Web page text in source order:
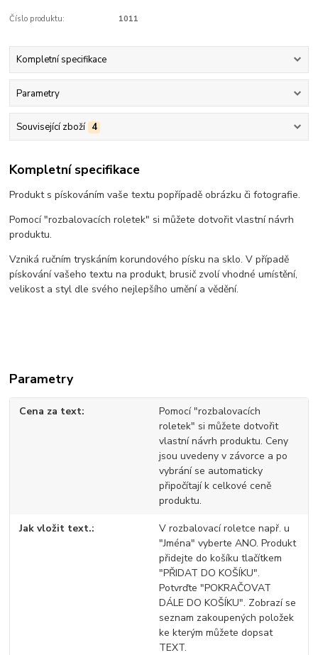
Číslo produktu: 1011
Kompletní specifikace
Parametry
Související zboží 4
Kompletní specifikace
Produkt s pískováním vaše textu popřípadě obrázku či fotografie.
Pomocí "rozbalovacích roletek" si můžete dotvořit vlastní návrh
produktu.
Vzniká ručním tryskáním korundového písku na sklo. V případě
pískování vašeho textu na produkt, brusič zvolí vhodné umístění,
velikost a styl dle svého nejlepšího umění a vědění.
Parametry
Cena za text
Pomocí "rozbalovacích
roletek" si můžete dotvořit
vlastní návrh produktu. Ceny
jsou uvedeny v závorce a po
vybrání se automaticky
připočítají k celkové ceně
produktu.
Jak vložit text.
V rozbalovací roletce např. u
"Jména" vyberte ANO. Produkt
přidejte do košíku tlačítkem
"PŘIDAT DO KOŠÍKU".
Potvrďte "POKRAČOVAT
DÁLE DO KOŠÍKU". Zobrazí se
seznam zakoupených položek
ke kterým můžete dopsat
TEXT.